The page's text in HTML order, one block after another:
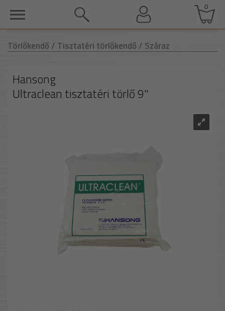
0
Törlőkendő / Tisztatéri törlőkendő / Száraz
Hansong
Ultraclean tisztatéri törlő 9"